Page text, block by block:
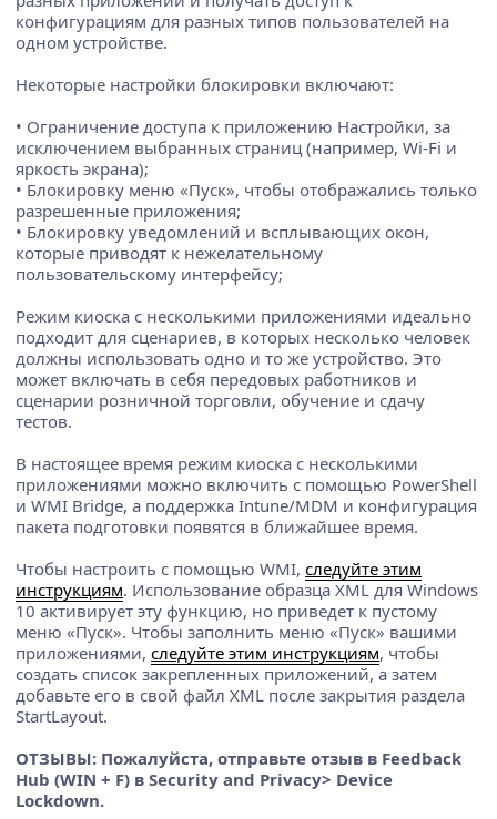
конфигурациям для разных типов пользователей на
одном устройстве.
Некоторые настройки блокировки включают:
• Ограничение доступа к приложению Настройки, за
исключением выбранных страниц (например, Wi-Fi и
яркость экрана);
• Блокировку меню «Пуск», чтобы отображались только
разрешенные приложения;
• Блокировку уведомлений и всплывающих окон,
которые приводят к нежелательному
пользовательскому интерфейсу;
Режим киоска с несколькими приложениями идеально
подходит для сценариев, в которых несколько человек
должны использовать одно и то же устройство. Это
может включать в себя передовых работников и
сценарии розничной торговли, обучение и сдачу
тестов.
В настоящее время режим киоска с несколькими
приложениями можно включить с помощью PowerShell
и WMI Bridge, а поддержка Intune/MDM и конфигурация
пакета подготовки появятся в ближайшее время.
Чтобы настроить с помощью WMI, следуйте этим
инструкциям. Использование образца XML для Windows
10 активирует эту функцию, но приведет к пустому
меню «Пуск». Чтобы заполнить меню «Пуск» вашими
приложениями, следуйте этим инструкциям, чтобы
создать список закрепленных приложений, а затем
добавьте его в свой файл XML после закрытия раздела
StartLayout.
ОТЗЫВЫ: Пожалуйста, отправьте отзыв в Feedback
Hub (WIN + F) в Security and Privacy> Device
Lockdown.